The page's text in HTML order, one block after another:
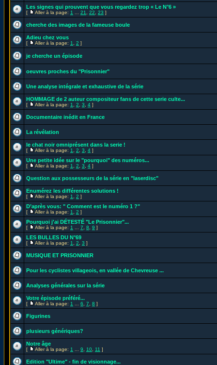
Les signes qui prouvent que vous regardez trop « Le N°6 »
[ Aller à la page: 1 21 22 23 ]
cherche des images de la fameuse boule
Adieu chez vous
[ Aller à la page: 1 2 ]
je cherche un épisode
oeuvres proches du "Prisonnier"
Une analyse intégrale et exhaustive de la série
HOMMAGE de 2 auteur compositeur fans de cette serie culte...
[ Aller à la page: 1 2 3 4 ]
Documentaire inédit en France
La révélation
le chat noir omniprésent dans la serie !
[ Aller à la page: 1 2 3 4 ]
Une petite idée sur le "pourquoi" des numéros...
[ Aller à la page: 1 2 3 4 ]
Question aux possesseurs de la série en "laserdisc"
Enumérez les différentes solutions !
[ Aller à la page: 1 2 ]
D’après vous: " Comment est le numéro 1 ?"
[ Aller à la page: 1 2 ]
Pourquoi j'ai DÉTESTÉ "Le Prisonnier"...
[ Aller à la page: 1 7 8 9 ]
LES BULLES DU N°69
[ Aller à la page: 1 2 3 ]
MUSIQUE ET PRISONNIER
Pour les cyclistes villageois, en vallée de Chevreuse ...
Analyses générales sur la série
Votre épisode préféré...
[ Aller à la page: 1 6 7 8 ]
Figurines
plusieurs génériques?
Notre âge
[ Aller à la page: 1 9 10 11 ]
Edition "Ultime" - fin de visionnage...